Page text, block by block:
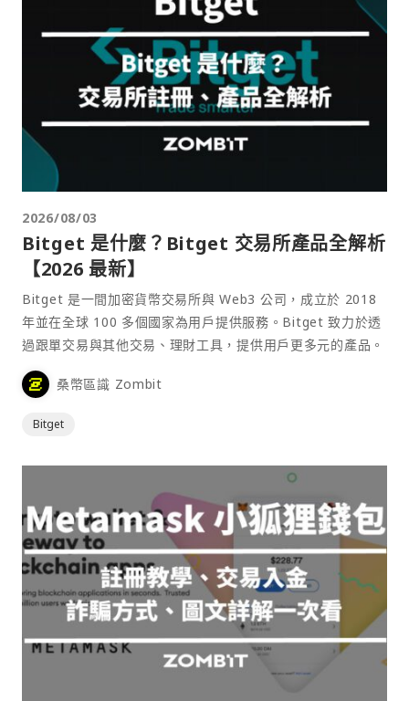
2026/08/03
Bitget 是什麼？Bitget 交易所產品全解析
【2026 最新】
Bitget 是一間加密貨幣交易所與 Web3 公司，成立於 2018
年並在全球 100 多個國家為用戶提供服務。Bitget 致力於透
過跟單交易與其他交易、理財工具，提供用戶更多元的產品。
桑幣區識 Zombit
Bitget